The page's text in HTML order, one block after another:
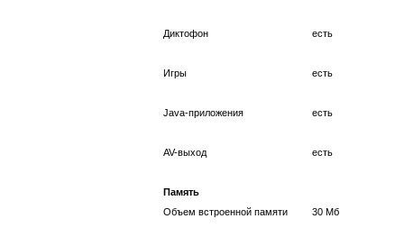
Диктофон есть
Игры есть
Java-приложения есть
AV-выход есть
Память
Объем встроенной памяти
30 Мб